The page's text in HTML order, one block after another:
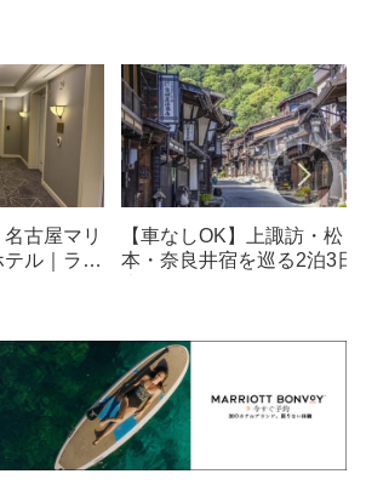
名古屋マリ
ル｜ラウ
【車なしOK】上諏訪・松
本・奈良井宿を巡る2泊3日